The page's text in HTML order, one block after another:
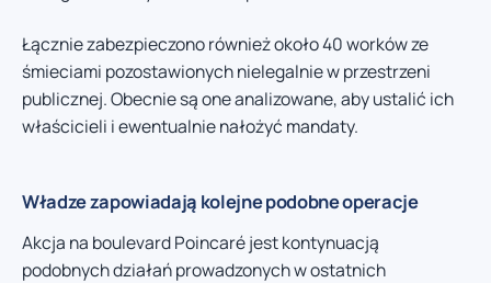
Łącznie zabezpieczono również około 40 worków ze
śmieciami pozostawionych nielegalnie w przestrzeni
publicznej. Obecnie są one analizowane, aby ustalić ich
właścicieli i ewentualnie nałożyć mandaty.
Władze zapowiadają kolejne podobne operacje
Akcja na boulevard Poincaré jest kontynuacją
podobnych działań prowadzonych w ostatnich